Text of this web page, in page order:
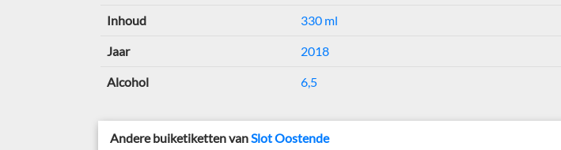
Inhoud 330 ml
Jaar 2018
Alcohol 6,5
Andere buiketiketten vanSlot Oostende